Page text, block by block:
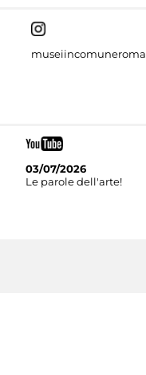
museiincomuneroma
03/07/2026
Le parole dell'arte!